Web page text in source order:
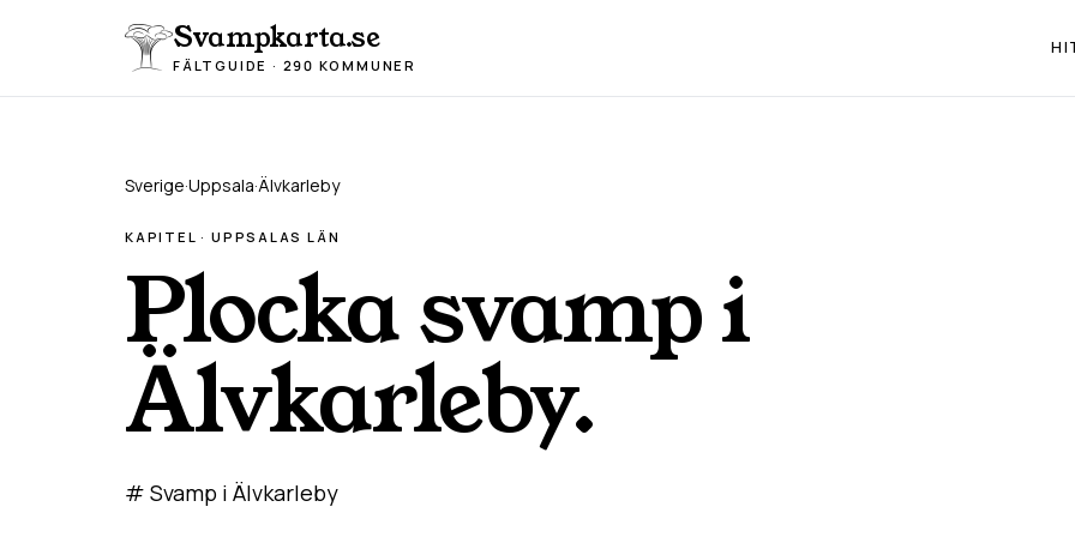
Svampkarta.se
FÄLTGUIDE · 290 KOMMUNER
Sverige·Uppsala·Älvkarleby
KAPITEL · UPPSALAS LÄN
Plocka svamp i
Älvkarleby.
# Svamp i Älvkarleby